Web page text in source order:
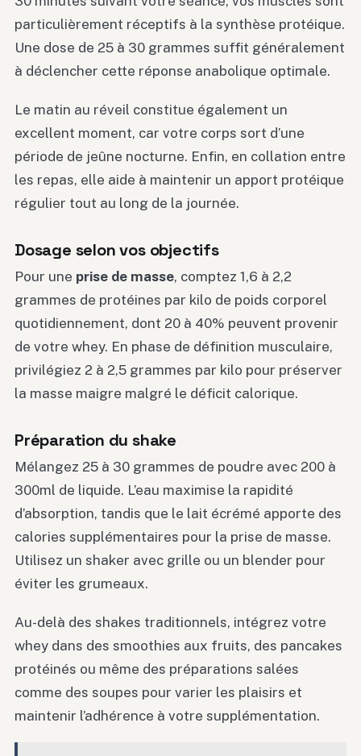
particulièrement réceptifs à la synthèse protéique.
Une dose de 25 à 30 grammes suffit généralement
à déclencher cette réponse anabolique optimale.
Le matin au réveil constitue également un
excellent moment, car votre corps sort d’une
période de jeûne nocturne. Enfin, en collation entre
les repas, elle aide à maintenir un apport protéique
régulier tout au long de la journée.
Dosage selon vos objectifs
Pour une prise de masse, comptez 1,6 à 2,2
grammes de protéines par kilo de poids corporel
quotidiennement, dont 20 à 40% peuvent provenir
de votre whey. En phase de définition musculaire,
privilégiez 2 à 2,5 grammes par kilo pour préserver
la masse maigre malgré le déficit calorique.
Préparation du shake
Mélangez 25 à 30 grammes de poudre avec 200 à
300ml de liquide. L’eau maximise la rapidité
d’absorption, tandis que le lait écrémé apporte des
calories supplémentaires pour la prise de masse.
Utilisez un shaker avec grille ou un blender pour
éviter les grumeaux.
Au-delà des shakes traditionnels, intégrez votre
whey dans des smoothies aux fruits, des pancakes
protéinés ou même des préparations salées
comme des soupes pour varier les plaisirs et
maintenir l’adhérence à votre supplémentation.